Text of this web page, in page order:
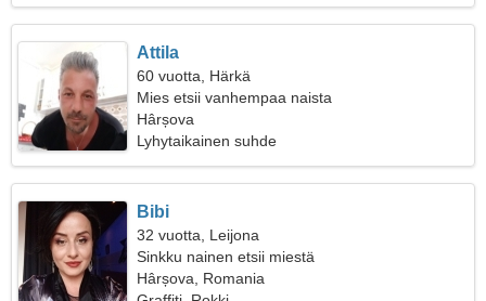
Attila
60 vuotta, Härkä
Mies etsii vanhempaa naista
Hârșova
Lyhytaikainen suhde
Bibi
32 vuotta, Leijona
Sinkku nainen etsii miestä
Hârșova, Romania